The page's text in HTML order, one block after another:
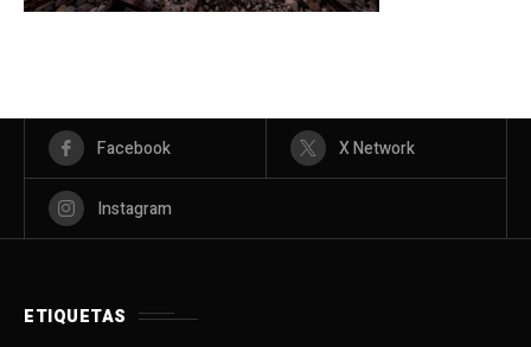
Facebook X Network
Instagram
ETIQUETAS